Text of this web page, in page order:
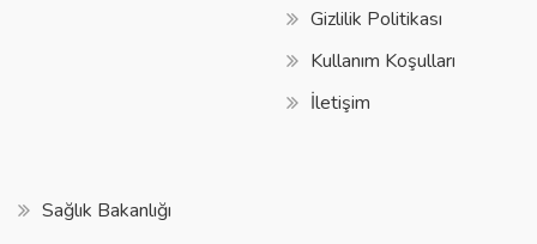
Gizlilik Politikası
Kullanım Koşulları
İletişim
Sağlık Bakanlığı